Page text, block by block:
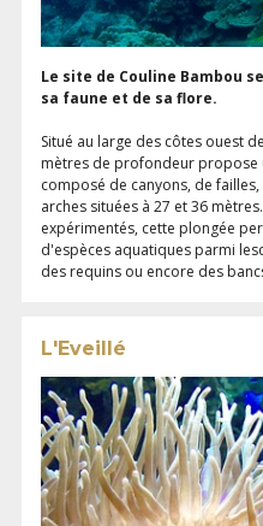
Le site de Couline Bambou
sa faune et de sa flore.
Situé au large des côtes ouest
mètres de profondeur propose
composé de canyons, de
arches situées à 27 et 36
expérimentés, cette plongée
d'espèces aquatiques parmi
des requins ou encore des
L'Eveillé